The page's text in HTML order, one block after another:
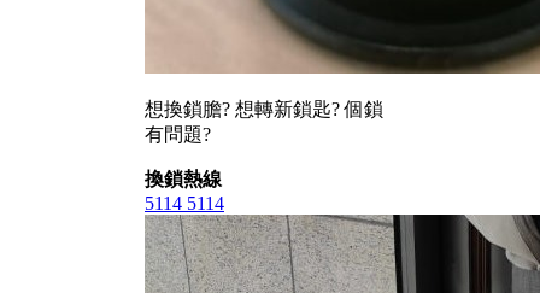
想換鎖膽? 想轉新鎖匙? 個鎖
有問題?
換鎖熱線
5114 5114